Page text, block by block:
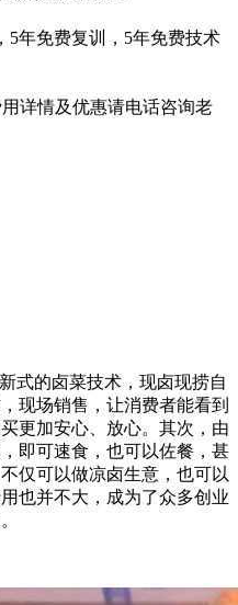
5年免费复训，5年免费技术
详情及优惠请电话咨询老
式的卤菜技术，现卤现捞自
现场销售，让消费者能看到
更加安心、放心。其次，由
即可速食，也可以佐餐，甚
仅可以做凉卤生意，也可以
也并不大，成为了众多创业